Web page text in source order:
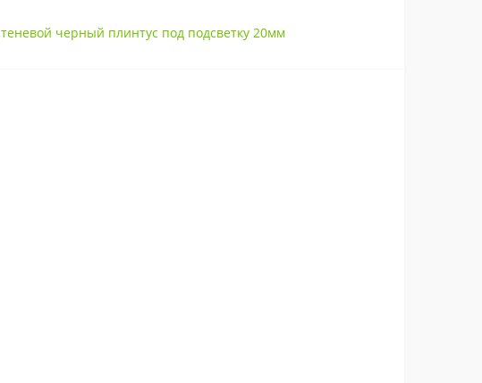
теневой черный плинтус под подсветку 20мм